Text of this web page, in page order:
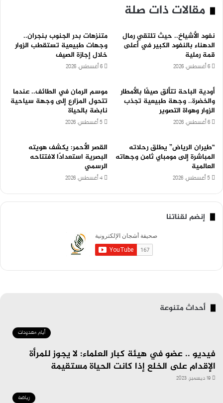
مقالات ذات صلة
نفود الأشياخ.. حيث تلتقي رمال
الدهناء بالنفود الكبير في أعلى
قمة رملية
6 أغسطس، 2026
متنزهات بدر الجنوب بنجران..
وجهات طبيعية تستقطب الزوار
خلال إجازة الصيف
6 أغسطس، 2026
أودية الباحة تتألق صيفًا بالأمطار
والخضرة.. وجهة طبيعية تجذب
الزوار وهواة التصوير
6 أغسطس، 2026
موسم الرمان في الطائف.. عندما
تتحول المزارع إلى وجهة سياحية
نابضة بالحياة
5 أغسطس، 2026
“طيران الرياض” يطلق رحلاته
المباشرة إلى مومباي ثامن وجهاته
العالمية
5 أغسطس، 2026
القصر الأحمر: يكشف هويته
البصرية استعدادًا لافتتاحه
الرسمي
4 أغسطس، 2026
إنضم لقناتنا
أحداث متنوعة
أيام معدودات
فيديو .. عضو في هيئة كبار العلماء: لا يجوز للمرأة
الإقدام على الخلع إذا كانت الحياة مستقيمة
19 ديسمبر، 2023
رياضة